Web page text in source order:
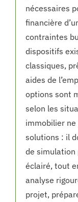
nécessaires
financière
contraintes
dispositifs
classiques,
aides de
options sont
selon les
immobilier
solutions : il
de simulation
éclairé, tout
analyse
projet,